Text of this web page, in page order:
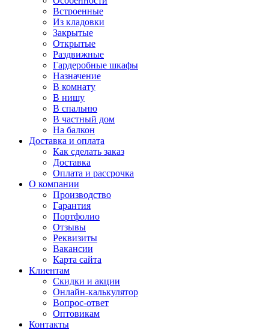
Встроенные
Из кладовки
Закрытые
Открытые
Раздвижные
Гардеробные шкафы
Назначение
В комнату
В нишу
В спальню
В частный дом
На балкон
Доставка и оплата
Как сделать заказ
Доставка
Оплата и рассрочка
О компании
Производство
Гарантия
Портфолио
Отзывы
Реквизиты
Вакансии
Карта сайта
Клиентам
Скидки и акции
Онлайн-калькулятор
Вопрос-ответ
Оптовикам
Контакты